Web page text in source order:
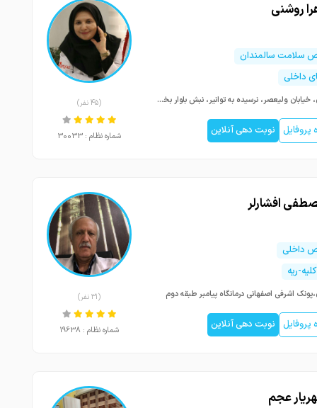
روشنی
سلامت سالمندان
داخلی
تهران، خیابان ولیعصر، نرسیده به توانیر، نبش بلوار بخشندگان، مجموعه مدیکو پلاس سنتر، طبقه5، واحد توانبخشی
نوبت دهی آنلاین
(45 نفر)
شماره نظام : 30033
افشارلر
داخلی
ریه
اشرفی اصفهانی درمانگاه پیامبر طبقه دوم
نوبت دهی آنلاین
(31 نفر)
شماره نظام : 19638
عجم